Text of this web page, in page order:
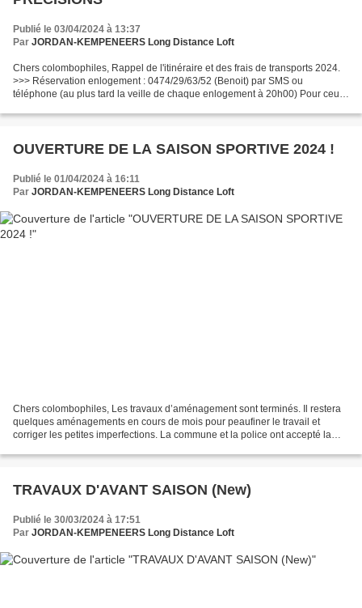
Publié le 03/04/2024 à 13:37
Par JORDAN-KEMPENEERS Long Distance Loft
Chers colombophiles, Rappel de l'itinéraire et des frais de transports 2024.
>>> Réservation enlogement : 0474/29/63/52 (Benoit) par SMS ou
téléphone (au plus tard la veille de chaque enlogement à 20h00) Pour ceux
OUVERTURE DE LA SAISON SPORTIVE 2024 !
Publié le 01/04/2024 à 16:11
Par JORDAN-KEMPENEERS Long Distance Loft
Chers colombophiles, Les travaux d’aménagement sont terminés. Il restera
quelques aménagements en cours de mois pour peaufiner le travail et
corriger les petites imperfections. La commune et la police ont accepté la
TRAVAUX D'AVANT SAISON (New)
Publié le 30/03/2024 à 17:51
Par JORDAN-KEMPENEERS Long Distance Loft